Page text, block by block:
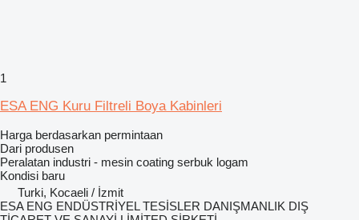
1
ESA ENG Kuru Filtreli Boya Kabinleri
Harga berdasarkan permintaan
Dari produsen
Peralatan industri - mesin coating serbuk logam
Kondisi baru
Turki, Kocaeli / İzmit
ESA ENG ENDÜSTRİYEL TESİSLER DANIŞMANLIK DIŞ